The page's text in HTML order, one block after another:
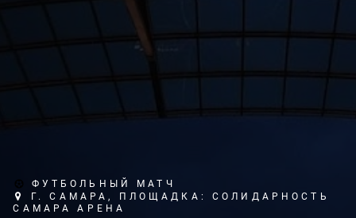
ФУТБОЛЬНЫЙ МАТЧ
Г. САМАРА, ПЛОЩАДКА: СОЛИДАРНОСТЬ
САМАРА АРЕНА